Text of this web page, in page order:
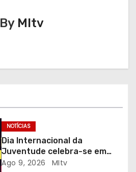
By MItv
NOTÍCIAS
Dia Internacional da
Juventude celebra-se em
Gaia com desporto, música e
Ago 9, 2026 MItv